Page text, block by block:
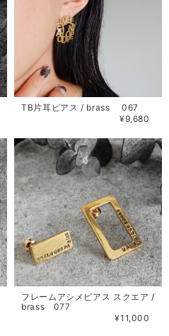
TB片耳ピアス / brass 067
¥9,680
フレームアシメピアス スクエア /
brass 077
¥11,000